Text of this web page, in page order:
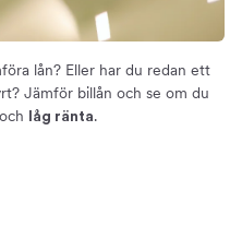
lån? Eller har du redan ett
Jämför billån och se om du
och låg ränta.